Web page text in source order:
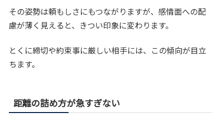
その姿勢は頼もしさにもつながりますが、感情面への配
慮が薄く見えると、きつい印象に変わります。
とくに締切や約束事に厳しい相手には、この傾向が目立
ちます。
距離の詰め方が急すぎない